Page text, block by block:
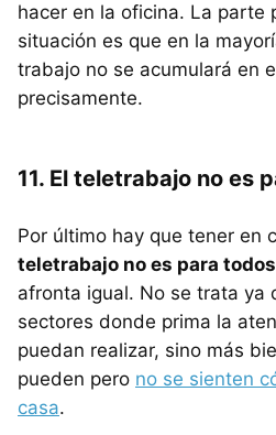
hacer en la oficina. La parte
situación es que en la
trabajo no se acumulará en
precisamente.
11. El teletrabajo no es
Por último hay que tener en
teletrabajo no es para todos
afronta igual. No se trata ya
sectores donde prima la
puedan realizar, sino más
pueden pero no se sienten
casa.